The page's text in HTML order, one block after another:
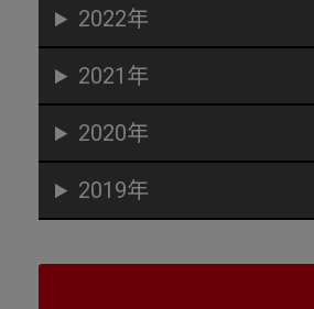
2022年
2021年
2020年
2019年